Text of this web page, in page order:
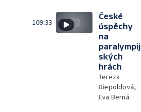
109:33
České
úspěchy
na
paralympij
ských
hrách
Tereza
Diepoldová,
Eva Berná